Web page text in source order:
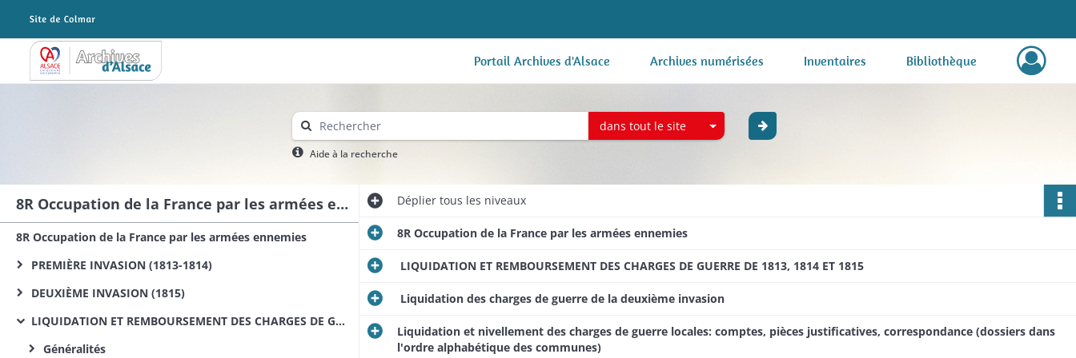
Archives Alsace - Colmar Portail Archives d'Alsace Archives numérisées Inventaires Bibliothèque
dans tout le site
Aide à la recherche
8R Occupation de la France par les armées ennemies
8R Occupation de la France par les armées ennemies
PREMIÈRE INVASION (1813-1814)
DEUXIÈME INVASION (1815)
LIQUIDATION ET REMBOURSEMENT DES CHARGES DE GUERRE DE 1813, 1814 ET 1815
Généralités
Dépliertous les niveaux
8R Occupation de la France par les armées ennemies
LIQUIDATION ET REMBOURSEMENT DES CHARGES DE GUERRE DE 1813, 1814 ET 1815
Liquidation des charges de guerre de la deuxième invasion
Liquidation et nivellement des charges de guerre locales: comptes, pièces justificatives, correspondance (dossiers dans
l'ordre alphabétique des communes)